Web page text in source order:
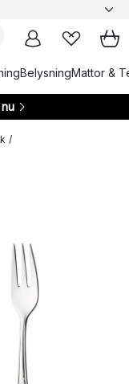
BelysningMattor &
/